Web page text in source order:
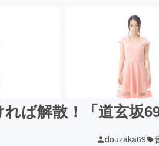
ば解散！「道玄坂
douzaka69